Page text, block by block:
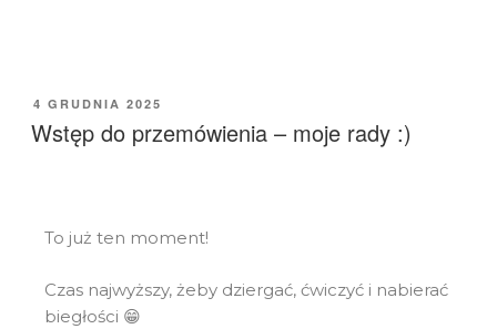
4 GRUDNIA 2025
Wstęp do przemówienia – moje rady :)
To już ten moment!
Czas najwyższy, żeby dziergać, ćwiczyć i nabierać
biegłości 😁